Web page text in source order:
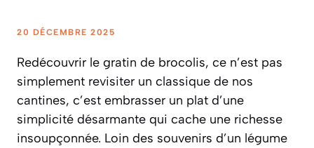
20 DÉCEMBRE 2025
Redécouvrir le gratin de brocolis, ce n’est pas
simplement revisiter un classique de nos
cantines, c’est embrasser un plat d’une
simplicité désarmante qui cache une richesse
insoupçonnée. Loin des souvenirs d’un légume